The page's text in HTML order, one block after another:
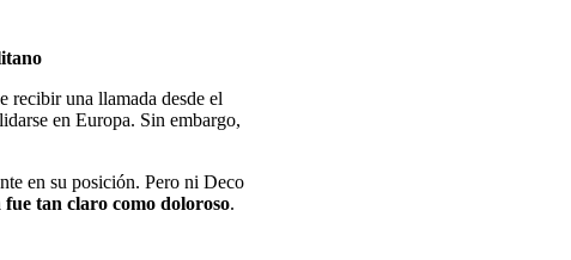
recibir una llamada desde el
en Europa. Sin embargo,
en su posición. Pero ni Deco
tan claro como doloroso.